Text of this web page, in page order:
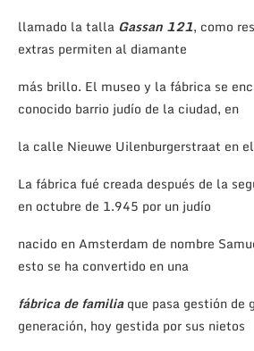
llamado la talla Gassan 121, como
extras permiten al diamante
más brillo. El museo y la fábrica se
conocido barrio judío de la ciudad, en
la calle Nieuwe Uilenburgerstraat en
La fábrica fué creada después de la
en octubre de 1.945 por un judío
nacido en Amsterdam de nombre
esto se ha convertido en una
fábrica de familia que pasa gestión de
generación, hoy gestida por sus nietos